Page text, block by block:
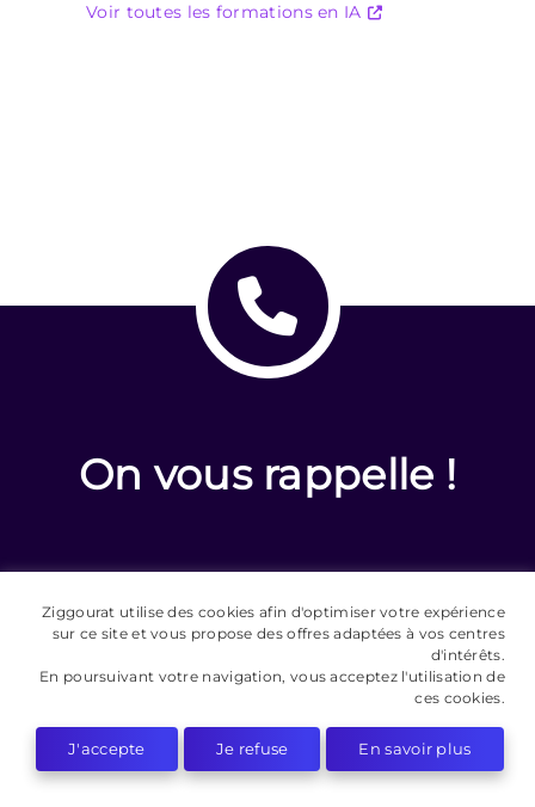
Voir toutes les formations en IA
On vous rappelle !
Ziggourat utilise des cookies afin d'optimiser votre expérience
sur ce site et vous propose des offres adaptées à vos centres
d'intérêts.
En poursuivant votre navigation, vous acceptez l'utilisation de
ces cookies.
J'accepte Je refuse En savoir plus